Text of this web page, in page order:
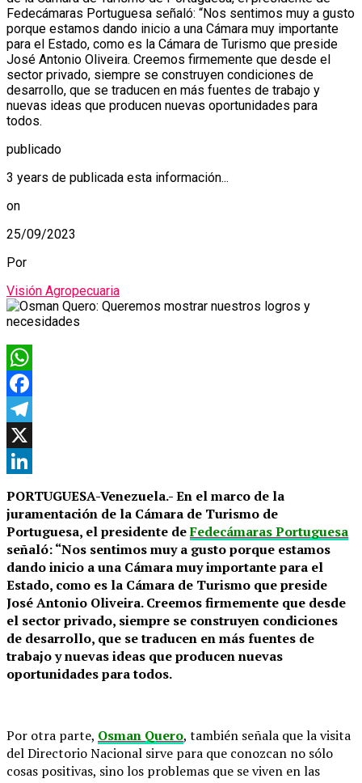
Fedecámaras Portuguesa señaló: “Nos sentimos muy a gusto
porque estamos dando inicio a una Cámara muy importante
para el Estado, como es la Cámara de Turismo que preside
José Antonio Oliveira. Creemos firmemente que desde el
sector privado, siempre se construyen condiciones de
desarrollo, que se traducen en más fuentes de trabajo y
nuevas ideas que producen nuevas oportunidades para
todos.
publicado
3 years de publicada esta información...
on
25/09/2023
Por
Visión Agropecuaria
WhatsApp
Facebook
Telegram
X
PORTUGUESA-Venezuela.- En el marco de la
juramentación de la Cámara de Turismo de
Portuguesa, el presidente deFedecámaras Portuguesa
señaló: “Nos sentimos muy a gusto porque estamos
dando inicio a una Cámara muy importante para el
Estado, como es la Cámara de Turismo que preside
José Antonio Oliveira. Creemos firmemente que desde
el sector privado, siempre se construyen condiciones
de desarrollo, que se traducen en más fuentes de
trabajo y nuevas ideas que producen nuevas
oportunidades para todos.
Por otra parte, Osman Quero, también señala que la visita
del Directorio Nacional sirve para que conozcan no sólo
cosas positivas, sino los problemas que se viven en las